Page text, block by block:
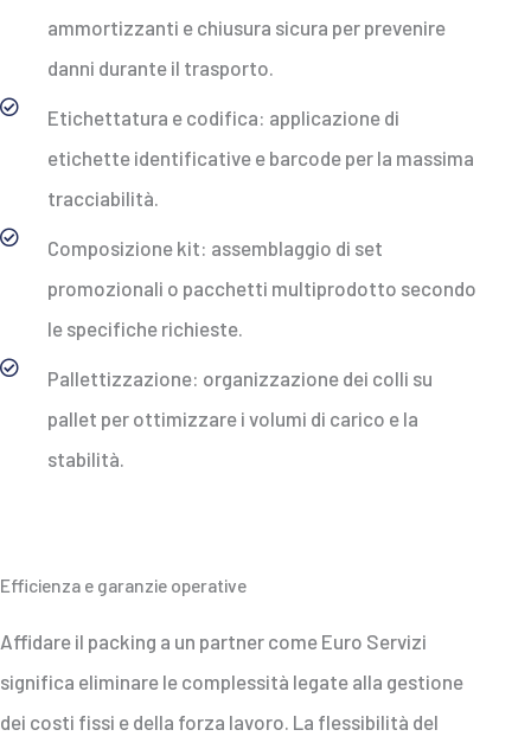
ammortizzanti e chiusura sicura per prevenire
danni durante il trasporto.
Etichettatura e codifica: applicazione di
etichette identificative e barcode per la massima
tracciabilità.
Composizione kit: assemblaggio di set
promozionali o pacchetti multiprodotto secondo
le specifiche richieste.
Pallettizzazione: organizzazione dei colli su
pallet per ottimizzare i volumi di carico e la
stabilità.
Efficienza e garanzie operative
Affidare il packing a un partner come Euro Servizi
significa eliminare le complessità legate alla gestione
dei costi fissi e della forza lavoro. La flessibilità del